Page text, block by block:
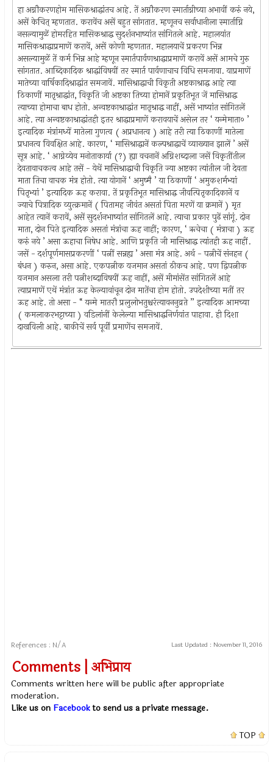
हा अग्नौकरणहोम मासिकश्राद्धांतच आहे. तें अग्नौकरण स्मार्ताग्नीच्या अभावीं करुं नये,
असें केचित् म्हणतात. करावेंच असें बहुत सांगतात. म्हणूनच सर्वाधानीला स्मार्ताग्नि
नसल्यामुळें होमरहित मासिकश्राद्ध सुदर्शनभाष्यांत सांगितले आहे. महालयांत
मासिकश्राद्धाप्रमाणें करावें, असें कोणी म्हणतात. महालयाचें प्रकरण भिन्न
असल्यामुळें तें कर्म भिन्न आहे म्हणून स्मार्तपार्वणश्राद्धाप्रमाणें करावें असें आमचे गुरु
सांगतात. आब्दिकादिक श्राद्धांविषयीं तर स्मार्त पार्वणाचाच विधि समजावा. याप्रमाणें
मातेच्या वार्षिकादिश्राद्धांत समजावें. मासिश्राद्धाची विकृती अष्टकाश्राद्ध आहे त्या
ठिकाणीं मातृश्राद्धांत, विकृति जी अष्टका तिच्या होमानें प्रकृतिभूत जें मासिश्राद्ध
त्याच्या होमाचा बाध होतो. अन्वष्टकाश्राद्धांत मातृश्राद्ध नाहीं, असें भाष्यांत सांगितलें
आहे. त्या अन्वष्टकाश्राद्धांतही इतर श्राद्धाप्रमाणें करावयाचें असेल तर ‘ यन्मेमाता० ’
इत्यादिक मंत्रांमध्यें मातेला गुणत्व ( अप्रधानत्व ) आहे तरी त्या ठिकाणीं मातेला
प्रधानत्व विवक्षित आहे. कारण, ‘ मासिश्राद्धानें कल्पश्राद्धाचें व्याख्यान झालें ’ असें
सूत्र आहे. ‘ आग्नेय्येव मनोताकार्या (?) ह्या वचनानें अग्निशब्दाला जसें विकृतींतील
देवतावाचकत्व आहे तसें - येथें मासिश्राद्धाची विकृति ज्या अष्टका त्यांतील जी देवता
माता तिचा वाचक मंत्र होतो. त्या योगानें ‘ अमुष्मै ’ या ठिकाणीं ‘ अमुकशर्मभ्यां
पितृभ्यां ’ इत्यादिक ऊह करावा. तें प्रकृतिभूत मासिश्राद्ध जीवत्पितृकादिकानें व
ज्याचे पित्रादिक व्युत्क्रमानें ( पितामह जीवंत असतां पिता मरणें या क्रमानें ) मृत
आहेत त्यानें करावें, असें सुदर्शनभाष्यांत सांगितलें आहे. त्याचा प्रकार पुढें सांगूं. दोन
माता, दोन पिते इत्यादिक असतां मंत्रांचा ऊह नाहीं; कारण, ‘ ऋचेचा ( मंत्राचा ) ऊह
करुं नये ’ असा ऊहाचा निषेध आहे. आणि प्रकृति जी मासिश्राद्ध त्यांतही ऊह नाहीं.
जसें - दर्शपूर्णमासप्रकरणीं ‘ पत्नीं सन्नह्य ’ असा मंत्र आहे. अर्थ - पत्नीचें संनहन (
बंधन ) करुन, असा आहे. एकपत्नीक यजमान असतां ठीकच आहे. पण द्विपत्नीक
यजमान असला तरी पत्नीशब्दाविषयीं ऊह नाहीं, असें मीमांसेंत सांगितलें आहे
त्याप्रमाणें एथें मंत्रांत ऊह केल्यावांचून दोन मातेंचा होम होतो. उपदेशीच्या मतीं तर
ऊह आहे. तो असा - “ यन्मे मातरौ प्रलुलोभतुश्चरंत्यावननुव्रते ” इत्यादिक आमच्या
( कमलाकरभट्टाच्या ) वडिलांनीं केलेल्या मासिश्राद्धनिर्णयांत पाहावा. ही दिशा
दाखविली आहे. बाकीचें सर्व पूर्वीं प्रमाणेंच समजावें.
References : N/A Last Updated : November 11, 2016
Comments | अभिप्राय
Comments written here will be public after appropriate
moderation.
Like us on Facebookto send us a private message.
TOP